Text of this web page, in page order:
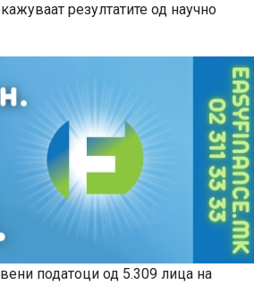
резултатите од научно
податоци од 5.309 лица на